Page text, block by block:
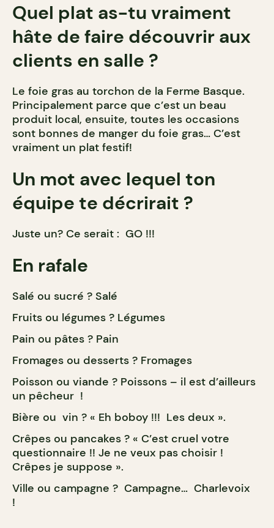
Quel plat as-tu vraiment
hâte de faire découvrir aux
clients en salle ?
Le foie gras au torchon de la Ferme Basque.
Principalement parce que c’est un beau
produit local, ensuite, toutes les occasions
sont bonnes de manger du foie gras… C’est
vraiment un plat festif!
Un mot avec lequel ton
équipe te décrirait ?
Juste un? Ce serait : GO !!!
En rafale
Salé ou sucré ? Salé
Fruits ou légumes ? Légumes
Pain ou pâtes ? Pain
Fromages ou desserts ? Fromages
Poisson ou viande ? Poissons – il est d’ailleurs
un pêcheur !
Bière ou vin ? « Eh boboy !!! Les deux ».
Crêpes ou pancakes ? « C’est cruel votre
questionnaire !! Je ne veux pas choisir !
Crêpes je suppose ».
Ville ou campagne ? Campagne… Charlevoix
!